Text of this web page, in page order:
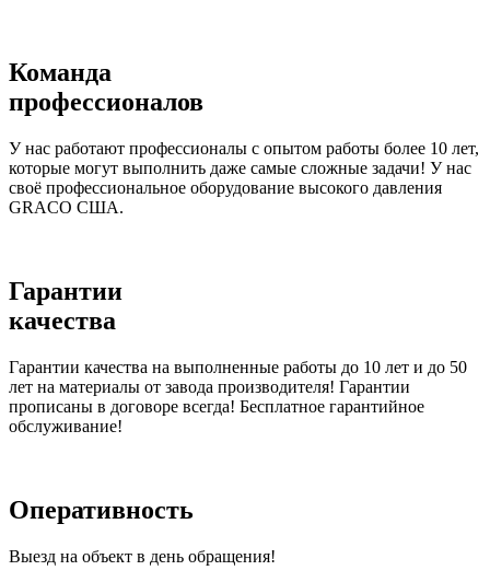
Команда
профессионалов
У нас работают профессионалы с опытом работы более 10 лет,
которые могут выполнить даже самые сложные задачи! У нас
своё профессиональное оборудование высокого давления
GRACO США.
Гарантии
качества
Гарантии качества на выполненные работы до 10 лет и до 50
лет на материалы от завода производителя! Гарантии
прописаны в договоре всегда! Бесплатное гарантийное
обслуживание!
Оперативность
Выезд на объект в день обращения!